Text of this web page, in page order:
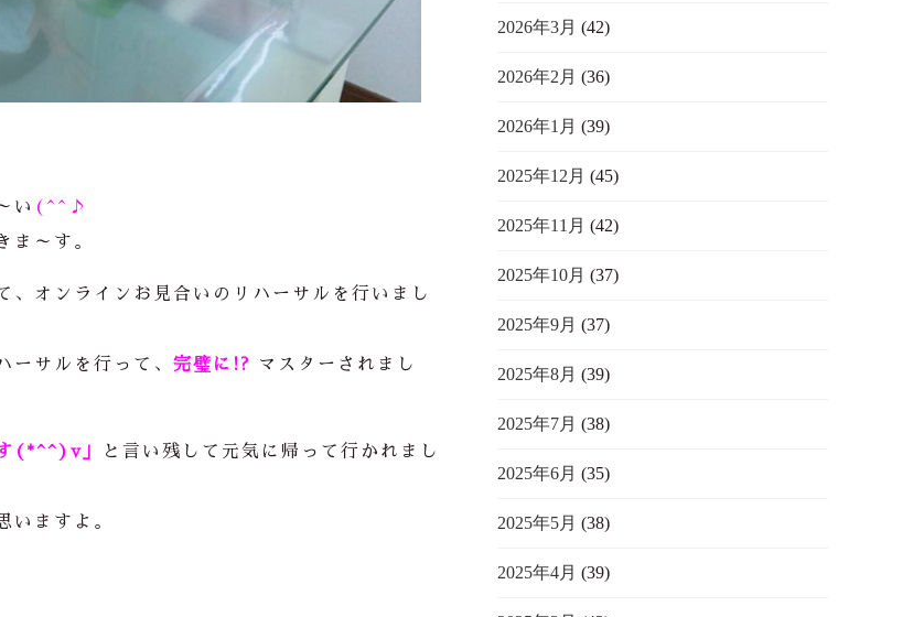
い (^^♪
ま～す。
、オンラインお見合いのリハーサルを行いまし
ーサルを行って、 完璧に!? マスターされまし
(*^^)v」
と言い残して元気に帰って行かれまし
いますよ。
2026年3月 (42)
2026年2月 (36)
2026年1月 (39)
2025年12月 (45)
2025年11月 (42)
2025年10月 (37)
2025年9月 (37)
2025年8月 (39)
2025年7月 (38)
2025年6月 (35)
2025年5月 (38)
2025年4月 (39)